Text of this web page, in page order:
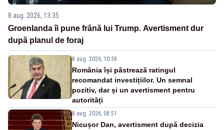
8 aug. 2026, 13:35
Groenlanda îi pune frână lui Trump. Avertisment dur
după planul de foraj
8 aug. 2026, 10:38
România își păstrează ratingul
recomandat investițiilor. Un semnal
pozitiv, dar și un avertisment pentru
autorități
8 aug. 2026, 08:51
Nicușor Dan, avertisment după decizia